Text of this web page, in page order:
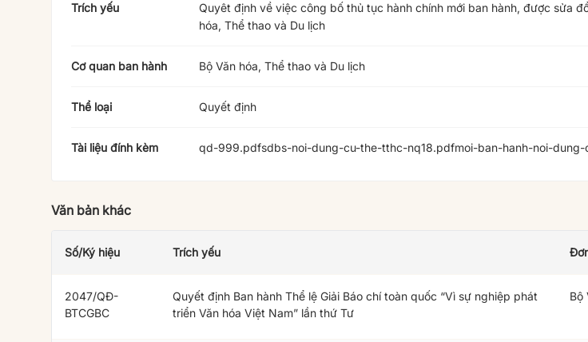
Trích yếu
Quyêt định về việc công bố thủ tục hành chính mới ban hành, được sửa
hóa, Thể thao và Du lịch
Cơ quan ban hành Bộ Văn hóa, Thể thao và Du lịch
Thể loại Quyết định
Tài liệu đính kèm qd-999.pdfsdbs-noi-dung-cu-the-tthc-nq18.pdfmoi-ban-hanh-noi-
Văn bản khác
Số/Ký hiệu Trích yếu
2047/QĐ-
BTCGBC
Quyết định Ban hành Thể lệ Giải Báo chí toàn quốc “Vì sự nghiệp phát
triển Văn hóa Việt Nam” lần thứ Tư
Bộ